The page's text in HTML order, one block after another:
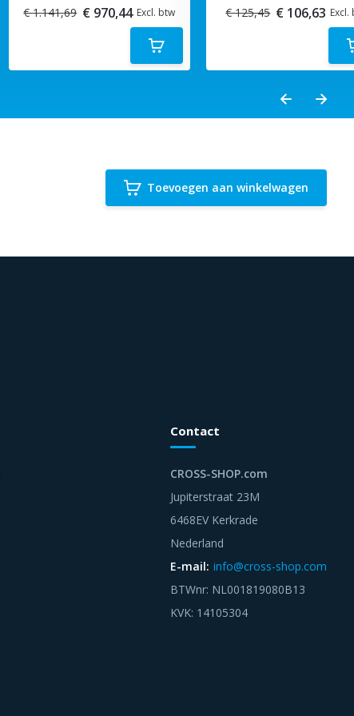
€ 1.141,69 € 970,44 Excl. btw
€ 125,45 € 106,63 Excl.
Toevoegen aan winkelwagen
Contact
CROSS-SHOP.com
Jupiterstraat 23M
6468EV Kerkrade
Nederland
E-mail: info@cross-shop.com
BTWnr: NL001819080B13
KVK: 14105304